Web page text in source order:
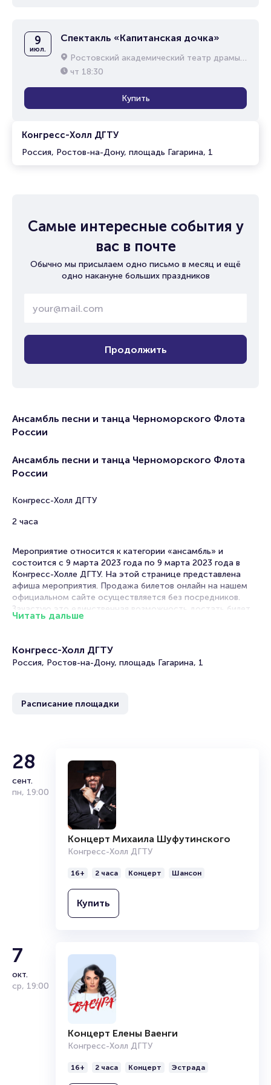
Конгресс-Холл ДГТУ
Россия, Ростов-на-Дону, площадь Гагарина, 1
9
июл.
Спектакль «Капитанская дочка»
Ростовский академический театр драмы им. М.Горького
чт 18:30
Купить
Самые интересные события у
вас в почте
Обычно мы присылаем одно письмо в месяц и ещё
одно накануне больших праздников
Продолжить
Ансамбль песни и танца Черноморского Флота
России
Ансамбль песни и танца Черноморского Флота
России
Конгресс-Холл ДГТУ
2 часа
Мероприятие относится к категории «ансамбль» и
состоится с 9 марта 2023 года по 9 марта 2023 года в
Конгресс-Холле ДГТУ. На этой странице представлена
афиша мероприятия. Продажа билетов онлайн на нашем
официальном сайте осуществляется без посредников.
Зачастую это единственная возможность достать билет
на ансамбль.
Черноморского Флота России
Среднее время на покупку билета здесь начиная с выбора
купить их, пока они есть в наличии.
Полезные ссылки
Подробнее о том, как вернуть, сдать или продать билет
читайте в разделах:
Продать билет
Читать дальше
Конгресс-Холл ДГТУ
Россия, Ростов-на-Дону, площадь Гагарина, 1
Расписание площадки
28
сент.
пн, 19:00
Концерт Михаила Шуфутинского
Конгресс-Холл ДГТУ
16+ 2 часа Концерт Шансон
Купить
7
окт.
ср, 19:00
Концерт Елены Ваенги
Конгресс-Холл ДГТУ
16+ 2 часа Концерт Эстрада